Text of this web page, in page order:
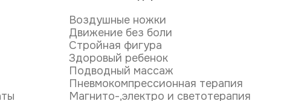
Воздушные ножки
Движение без боли
Стройная фигура
Здоровый ребенок
Подводный массаж
Пневмокомпрессионная терапия
Магнито-,электро и светотерапия